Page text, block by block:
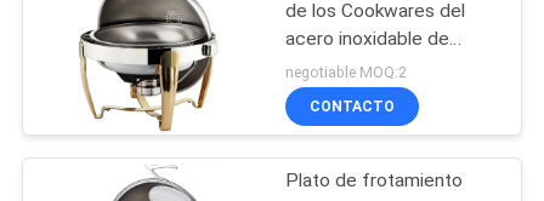
VIAJE
FÁBRICA
de la cocina
de los Cookwares del
acero inoxidable de
480*458*460m m
Cheffing sirve 6.8L
SO/CE
negotiable MOQ:2
CONTACTO
Plato de frotamiento